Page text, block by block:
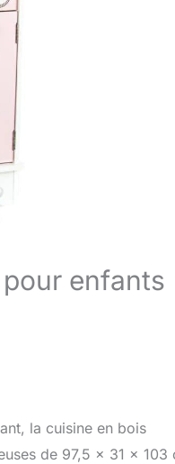
enfants
la cuisine en bois
de 97,5 x 31 x 103